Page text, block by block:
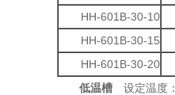
HH-601B-30-10
HH-601B-30-15
HH-601B-30-20
低温槽 设定温度：